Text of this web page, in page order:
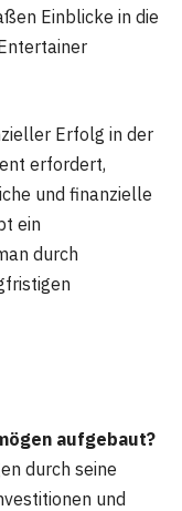
Einblicke in die
Erfolg in der
erfordert,
und finanzielle
ein
durch
aufgebaut?
durch seine
und